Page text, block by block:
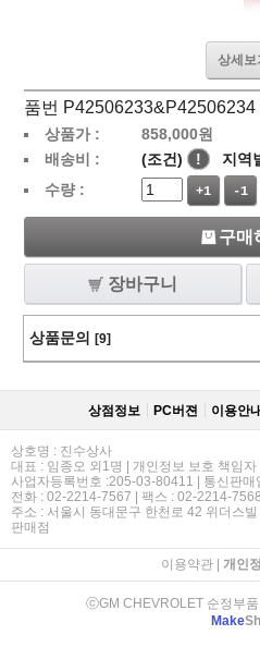
상세보
품번 P42506233&P42506234
상품가 : 858,000원
배송비 :
(조건) ! 지역
수량 :
+1 -1
구매
장바구니
상품문의 [9]
상점정보 PC버젼 이용안내
상호명 : 진수상사
대표 : 임종오 외1명 | 개인정보 보호 책임자
사업자등록번호 :205-03-80411 | 통신판
전화 : 02-2214-7567 | 팩스 : 02-2214-7568
주소 : 서울시 동대문구 한천로 42 위더스
판매점
이용약관| 개인
ⓒGM CHEVROLET 순정부
Make